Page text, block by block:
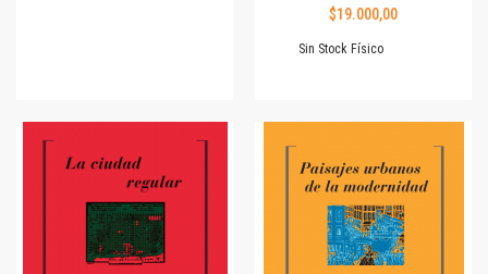
$19.000,00
Sin Stock Físico